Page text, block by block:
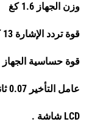
وزن الجهاز 1.6 كغ
قوة تردد الإشارة 13 كيلو هرتز .
قوة حساسية الجهاز 5 × 10 9 هرتز .
عامل التأخير 0.07 ثانية .
LCD شاشة .